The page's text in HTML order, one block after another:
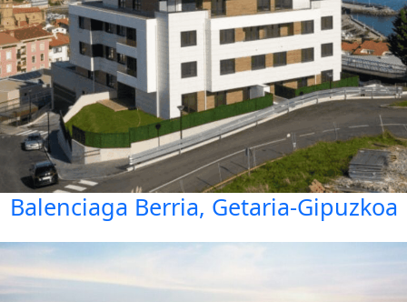
Balenciaga Berria, Getaria-Gipuzkoa